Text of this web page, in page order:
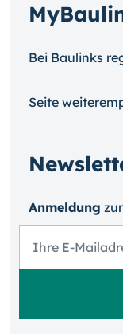
Bei Baulinks
Seite
Anmeldung